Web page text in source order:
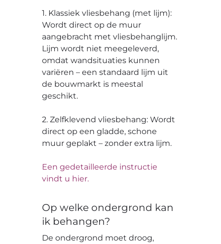
1. Klassiek vliesbehang (met lijm):
Wordt direct op de muur
aangebracht met vliesbehanglijm.
Lijm wordt niet meegeleverd,
omdat wandsituaties kunnen
variëren – een standaard lijm uit
de bouwmarkt is meestal
geschikt.
2. Zelfklevend vliesbehang: Wordt
direct op een gladde, schone
muur geplakt – zonder extra lijm.
Een gedetailleerde instructie
vindt u hier.
Op welke ondergrond kan
ik behangen?
De ondergrond moet droog,